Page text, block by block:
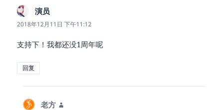
演员
道：
2018年12月11日 下午11:12
支持下！我都还没1周年呢
回复
老方